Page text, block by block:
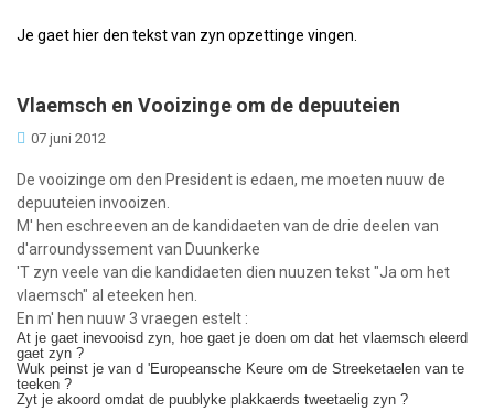
Je gaet hier den tekst van zyn opzettinge vingen.
Vlaemsch en Vooizinge om de depuuteien
07 juni 2012
De vooizinge om den President is edaen, me moeten nuuw de
depuuteien invooizen.
M' hen eschreeven an de kandidaeten van de drie deelen van
d'arroundyssement van Duunkerke
'T zyn veele van die kandidaeten dien nuuzen tekst "Ja om het
vlaemsch" al eteeken hen.
En m' hen nuuw 3 vraegen estelt :
At je gaet inevooisd zyn, hoe gaet je doen om dat het vlaemsch eleerd
gaet zyn ?
Wuk peinst je van d 'Europeansche Keure om de Streeketaelen van te
teeken ?
Zyt je akoord omdat de puublyke plakkaerds tweetaelig zyn ?